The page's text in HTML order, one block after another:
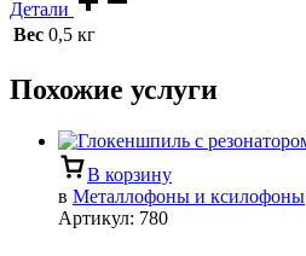
Детали
Вес 0,5 кг
Похожие услуги
В корзину
в Металлофоны и ксилофоны
Артикул: 780